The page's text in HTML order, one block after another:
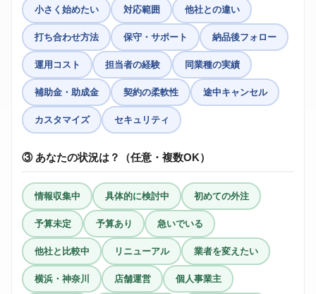
小さく始めたい 対応範囲 他社との違い
打ち合わせ方法 保守・サポート 納品後フォロー
運用コスト 担当者の経験 同業種の実績
補助金・助成金 契約の柔軟性 途中キャンセル
カスタマイズ セキュリティ
③ あなたの状況は？（任意・複数OK）
情報収集中 具体的に検討中 初めての外注
予算未定 予算あり 急いでいる
他社と比較中 リニューアル 業者を変えたい
横浜・神奈川 店舗運営 個人事業主